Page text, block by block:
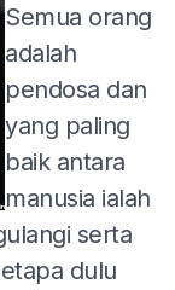
Semua orang
adalah
pendosa dan
yang paling
baik antara
manusia ialah
serta
dulu